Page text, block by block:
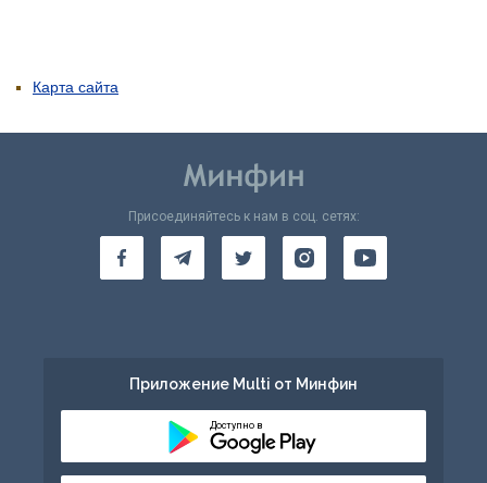
Карта сайта
Присоединяйтесь к нам в соц. сетях:
Приложение Multi от Минфин
Доступно в